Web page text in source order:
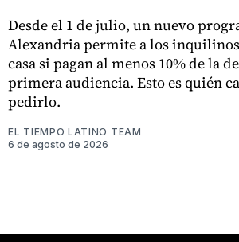
Desde el 1 de julio, un nuevo
Alexandria permite a los
casa si pagan al menos 10% de la
primera audiencia. Esto es quién
pedirlo.
EL TIEMPO LATINO TEAM
6 de agosto de 2026